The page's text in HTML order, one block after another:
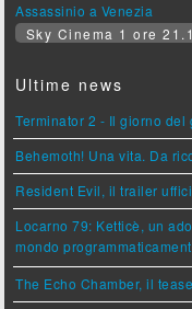
Assassinio a Venezia
Sky Cinema 1 ore
Ultime news
Terminator 2 - Il giorno
Behemoth! Una vita. Da
Resident Evil, il trailer
Locarno 79: Ketticè, un
mondo
The Echo Chamber, il